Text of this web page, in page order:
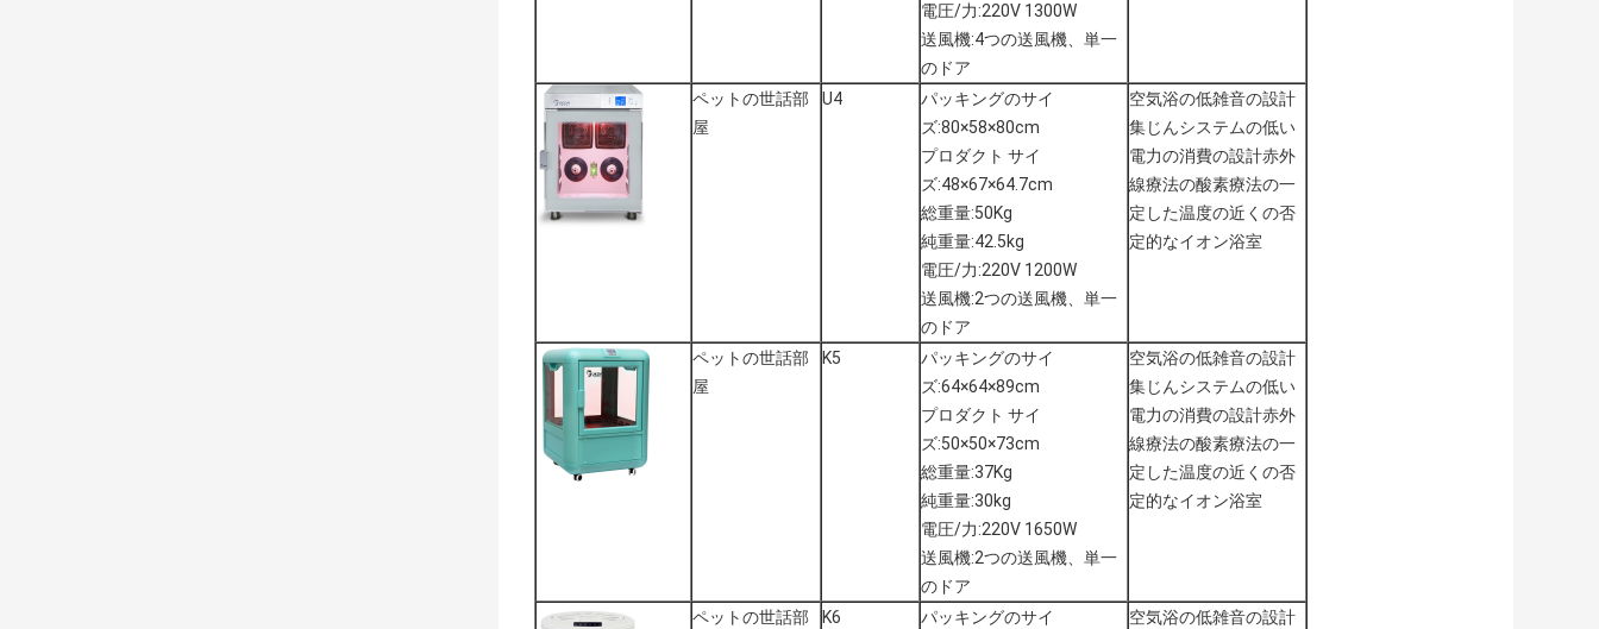
電圧/力:220V 1300W
送風機:4つの送風機、単一
のドア
ペットの世話部
屋
U4
パッキングのサイ
ズ:80×58×80cm
プロダクト サイ
ズ:48×67×64.7cm
総重量:50Kg
純重量:42.5kg
電圧/力:220V 1200W
送風機:2つの送風機、単一
のドア
空気浴の低雑音の設計
集じんシステムの低い
電力の消費の設計赤外
線療法の酸素療法の一
定した温度の近くの否
定的なイオン浴室
ペットの世話部
屋
K5
パッキングのサイ
ズ:64×64×89cm
プロダクト サイ
ズ:50×50×73cm
総重量:37Kg
純重量:30kg
電圧/力:220V 1650W
送風機:2つの送風機、単一
のドア
空気浴の低雑音の設計
集じんシステムの低い
電力の消費の設計赤外
線療法の酸素療法の一
定した温度の近くの否
定的なイオン浴室
ペットの世話部
K6
パッキングのサイ
空気浴の低雑音の設計